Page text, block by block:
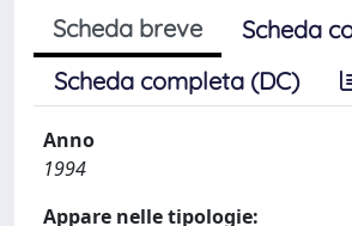
Scheda breve
Scheda
Scheda completa (DC)
Anno
1994
Appare nelle tipologie: